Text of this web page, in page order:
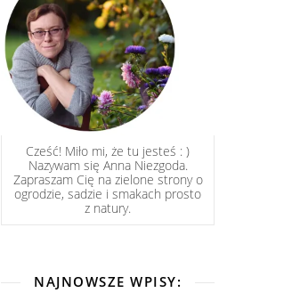
Cześć! Miło mi, że tu jesteś : )
Nazywam się Anna Niezgoda.
Zapraszam Cię na zielone strony o
ogrodzie, sadzie i smakach prosto
z natury.
NAJNOWSZE WPISY: